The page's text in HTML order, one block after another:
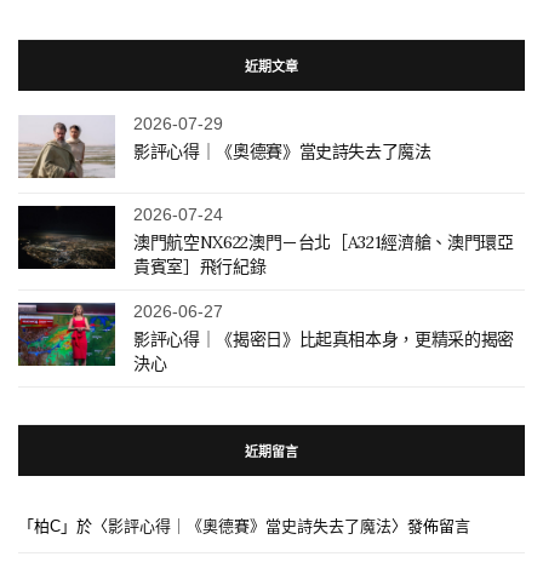
近期文章
2026-07-29
影評心得｜《奧德賽》當史詩失去了魔法
2026-07-24
澳門航空NX622澳門－台北［A321經濟艙、澳門環亞
貴賓室］飛行紀錄
2026-06-27
影評心得｜《揭密日》比起真相本身，更精采的揭密
決心
近期留言
「 柏C 」於〈影評心得｜《奧德賽》當史詩失去了魔法〉發佈留言